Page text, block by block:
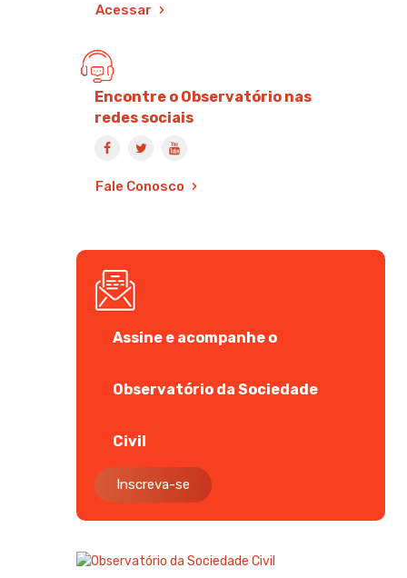
Acessar
Encontre o Observatório nas
redes sociais
Fale Conosco
Assine e acompanhe o
Observatório da Sociedade
Civil
Inscreva-se